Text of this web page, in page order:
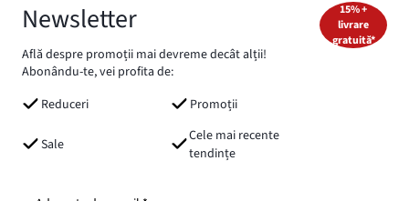
Newsletter
Află despre promoții mai devreme decât alții!
Abonându-te, vei profita de:
Reduceri
Promoții
Sale
Cele mai recente
tendințe
15% +
livrare
gratuită*